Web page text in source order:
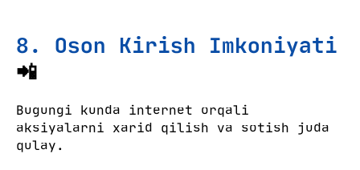
8. Oson Kirish Imkoniyati
📲
Bugungi kunda internet orqali
aksiyalarni xarid qilish va sotish juda
qulay.